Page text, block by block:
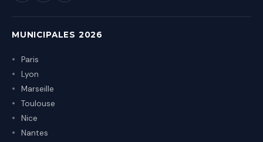
MUNICIPALES 2026
Paris
Lyon
Marseille
Toulouse
Nice
Nantes